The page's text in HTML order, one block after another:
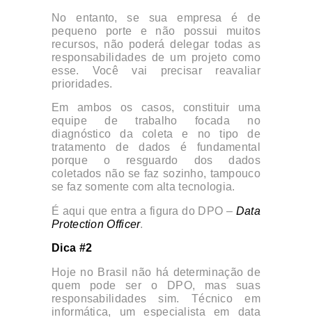
No entanto, se sua empresa é de
pequeno porte e não possui muitos
recursos, não poderá delegar todas as
responsabilidades de um projeto como
esse. Você vai precisar reavaliar
prioridades.
Em ambos os casos, constituir uma
equipe de trabalho focada no
diagnóstico da coleta e no tipo de
tratamento de dados é fundamental
porque o resguardo dos dados
coletados não se faz sozinho, tampouco
se faz somente com alta tecnologia.
É aqui que entra a figura do DPO – Data
Protection Officer.
Dica #2
Hoje no Brasil não há determinação de
quem pode ser o DPO, mas suas
responsabilidades sim. Técnico em
informática, um especialista em data